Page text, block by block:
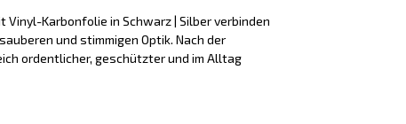
Karbonfolie in Schwarz | Silber verbinden
und stimmigen Optik. Nach der
ordentlicher, geschützter und im Alltag